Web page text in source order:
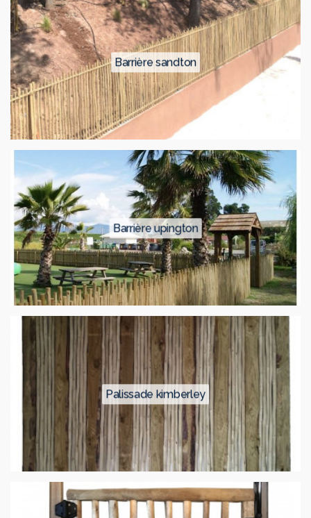
barrière sandton
barrière upington
palissade kimberley